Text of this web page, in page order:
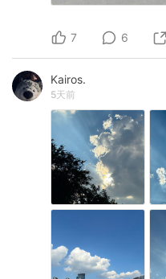
7 6
Kairos.
5天前